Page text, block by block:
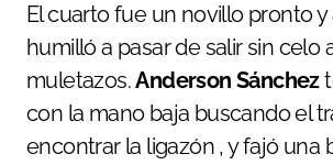
El cuarto fue un novillo pronto
humilló a pasar de salir sin celo
muletazos.Anderson Sánchez
con la mano baja buscando el
encontrar la ligazón , y fajó una